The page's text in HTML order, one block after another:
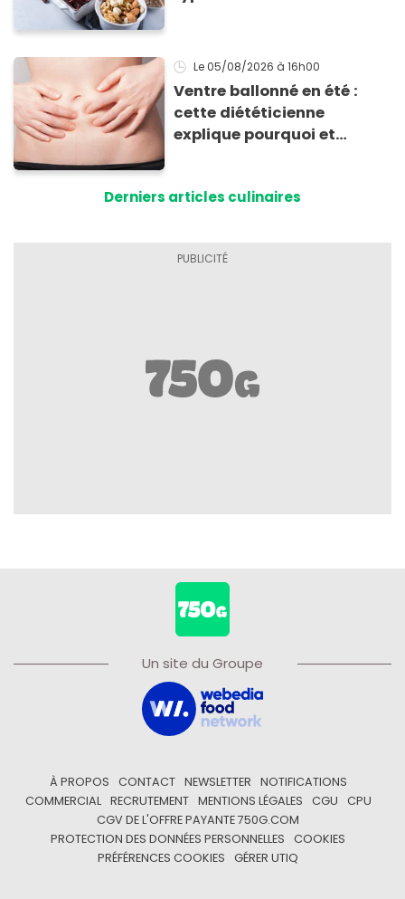
Le 05/08/2026 à 16h00
Ventre ballonné en été :
cette diététicienne
explique pourquoi et
Derniers articles culinaires
Un site du Groupe
À PROPOS CONTACT NEWSLETTER
NOTIFICATIONS
COMMERCIAL
RECRUTEMENT MENTIONS LÉGALES CGU
CPU
CGV DE L'OFFRE PAYANTE 750G.COM
PROTECTION DES DONNÉES PERSONNELLES
COOKIES
PRÉFÉRENCES COOKIES
GÉRER UTIQ